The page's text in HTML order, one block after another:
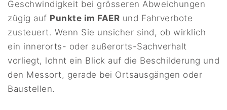
Geschwindigkeit bei grösseren Abweichungen
zügig auf Punkte im FAER und Fahrverbote
zusteuert. Wenn Sie unsicher sind, ob wirklich
ein innerorts- oder außerorts-Sachverhalt
vorliegt, lohnt ein Blick auf die Beschilderung und
den Messort, gerade bei Ortsausgängen oder
Baustellen.